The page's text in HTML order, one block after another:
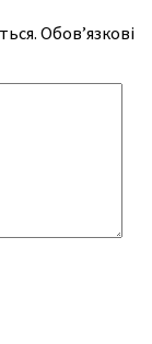
Обов’язкові